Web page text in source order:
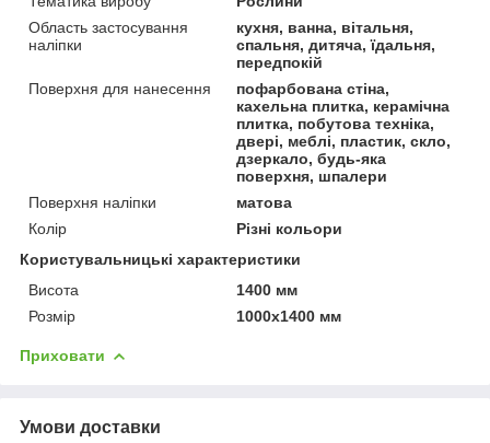
Область застосування
наліпки
кухня, ванна, вітальня,
спальня, дитяча, їдальня,
передпокій
Поверхня для нанесення
пофарбована стіна,
кахельна плитка, керамічна
плитка, побутова техніка,
двері, меблі, пластик, скло,
дзеркало, будь-яка
поверхня, шпалери
Поверхня наліпки
матова
Колір
Різні кольори
Користувальницькі характеристики
Висота
1400 мм
Розмір
1000x1400 мм
Приховати
Умови доставки